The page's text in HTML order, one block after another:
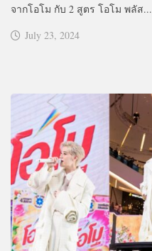
จากโอโม กับ 2 สูตร โอโม พลัส...
July 23, 2024